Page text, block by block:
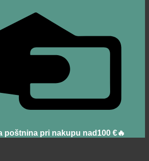
poštnina pri nakupu nad100 €🔥